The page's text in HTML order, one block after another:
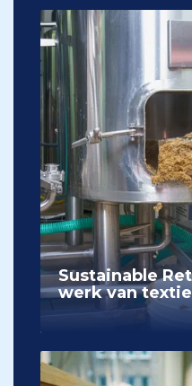
Sustainable
werk van